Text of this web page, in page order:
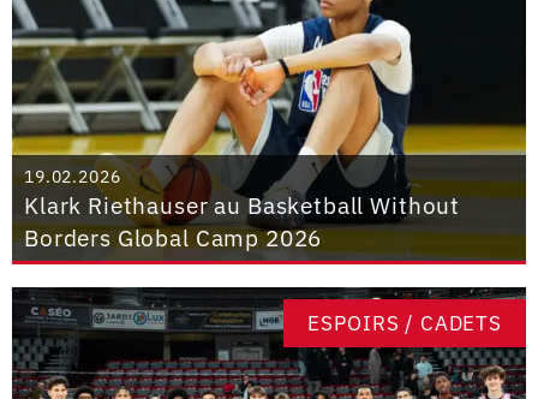
19.02.2026
Klark Riethauser au Basketball Without
Borders Global Camp 2026
ESPOIRS / CADETS